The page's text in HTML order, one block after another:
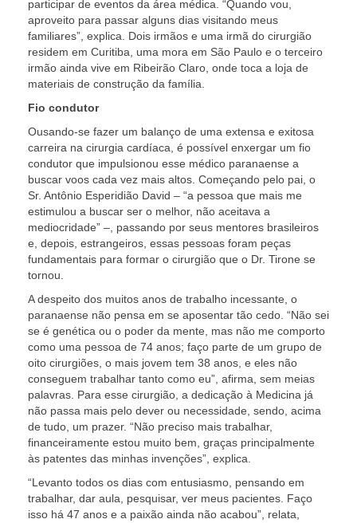
participar de eventos da área médica. “Quando vou,
aproveito para passar alguns dias visitando meus
familiares”, explica. Dois irmãos e uma irmã do cirurgião
residem em Curitiba, uma mora em São Paulo e o terceiro
irmão ainda vive em Ribeirão Claro, onde toca a loja de
materiais de construção da família.
Fio condutor
Ousando-se fazer um balanço de uma extensa e exitosa
carreira na cirurgia cardíaca, é possível enxergar um fio
condutor que impulsionou esse médico paranaense a
buscar voos cada vez mais altos. Começando pelo pai, o
Sr. Antônio Esperidião David – “a pessoa que mais me
estimulou a buscar ser o melhor, não aceitava a
mediocridade” –, passando por seus mentores brasileiros
e, depois, estrangeiros, essas pessoas foram peças
fundamentais para formar o cirurgião que o Dr. Tirone se
tornou.
A despeito dos muitos anos de trabalho incessante, o
paranaense não pensa em se aposentar tão cedo. “Não sei
se é genética ou o poder da mente, mas não me comporto
como uma pessoa de 74 anos; faço parte de um grupo de
oito cirurgiões, o mais jovem tem 38 anos, e eles não
conseguem trabalhar tanto como eu”, afirma, sem meias
palavras. Para esse cirurgião, a dedicação à Medicina j
não passa mais pelo dever ou necessidade, sendo, acima
de tudo, um prazer. “Não preciso mais trabalhar,
financeiramente estou muito bem, graças principalmente
às patentes das minhas invenções”, explica.
“Levanto todos os dias com entusiasmo, pensando em
trabalhar, dar aula, pesquisar, ver meus pacientes. Faço
isso há 47 anos e a paixão ainda não acabou”, relata,